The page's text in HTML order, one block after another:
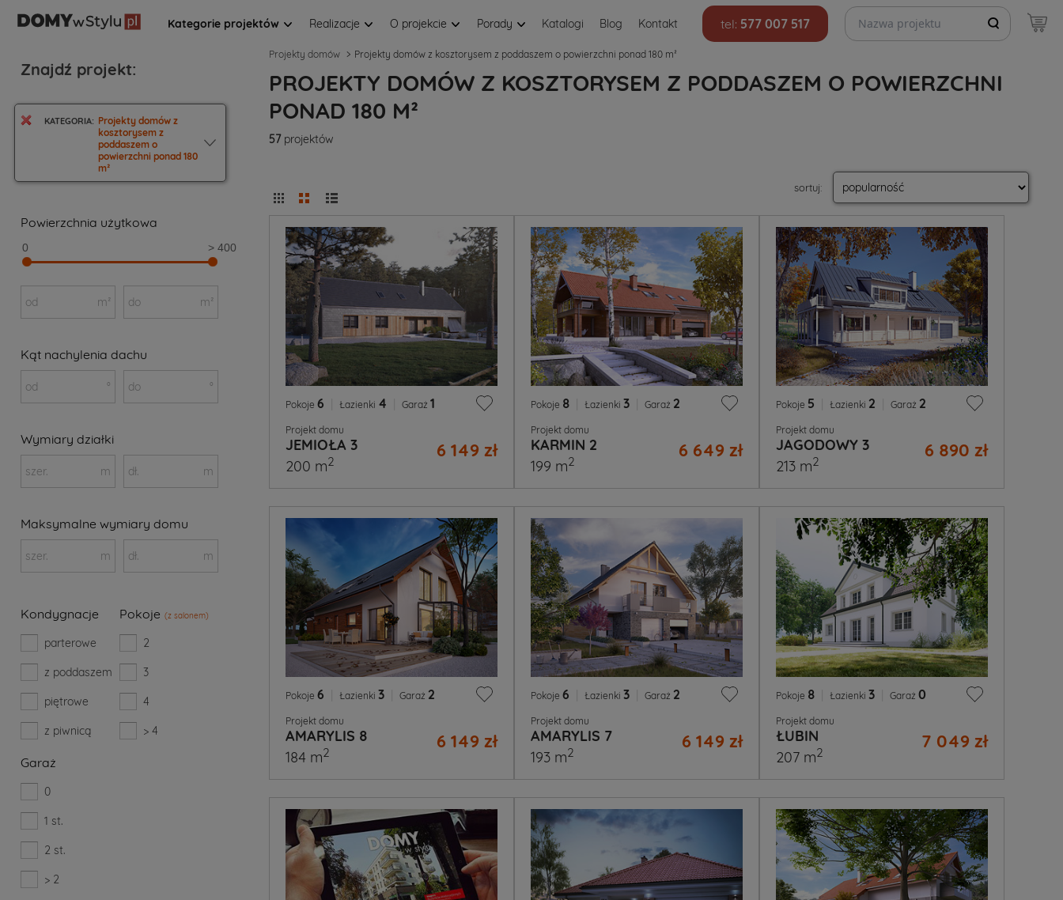
Kategorie projektów Realizacje O projekcie Porady Katalogi Blog Kontakt tel: 577 007 517
Szukaj projektów
Projekty domów Projekty domów z kosztorysem z poddaszem o powierzchni ponad 180 m²
PROJEKTY DOMÓW Z KOSZTORYSEM Z PODDASZEM O POWIERZCHNI
PONAD 180 M²
57projektów
sortuj:
Pokoje 6 Łazienki 4 Garaż 1
Projekt domu
JEMIOŁA 3 6 149 zł
200 m2
Pokoje 8 Łazienki 3 Garaż 2
Projekt domu
KARMIN 2 6 649 zł
199 m2
Pokoje 5 Łazienki 2 Garaż 2
Projekt domu
JAGODOWY 3 6 890 zł
213 m2
Pokoje 6 Łazienki 3 Garaż 2
Projekt domu
AMARYLIS 8 6 149 zł
184 m2
Pokoje 6 Łazienki 3 Garaż 2
Projekt domu
AMARYLIS 7 6 149 zł
193 m2
Pokoje 8 Łazienki 3 Garaż 0
Projekt domu
ŁUBIN 7 049 zł
207 m2
Znajdź projekt:
KATEGORIA: Projekty domów z
kosztorysem z
poddaszem o
powierzchni ponad 180
m²
Powierzchnia użytkowa
0 > 400
od m² do m²
Kąt nachylenia dachu
od ° do °
Wymiary działki
szer. m dł. m
Maksymalne wymiary domu
szer. m dł. m
Kondygnacje
parterowe
z poddaszem
piętrowe
z piwnicą
Pokoje (z salonem)
2
3
4
> 4
Garaż
0
1 st.
2 st.
> 2